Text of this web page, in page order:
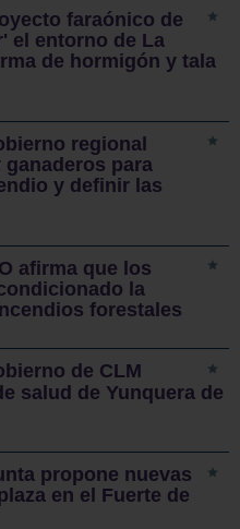
faraónico de
el entorno de La
de hormigón y tala
regional
para
y definir las
afirma que los
la
forestales
de CLM
salud de Yunquera de
propone nuevas
en el Fuerte de